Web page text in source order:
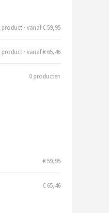
product · vanaf € 59,95
product · vanaf € 65,46
0 producten
€ 59,95
€ 65,46